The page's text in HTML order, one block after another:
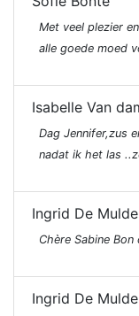
Met veel plezier
alle goede moed
Isabelle Van
Dag Jennifer,zus
nadat ik het las
Ingrid De
Chère Sabine
Ingrid De